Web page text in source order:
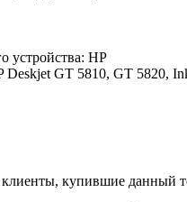
устройства: HP
GT 5810, GT 5820,
клиенты, купившие данный